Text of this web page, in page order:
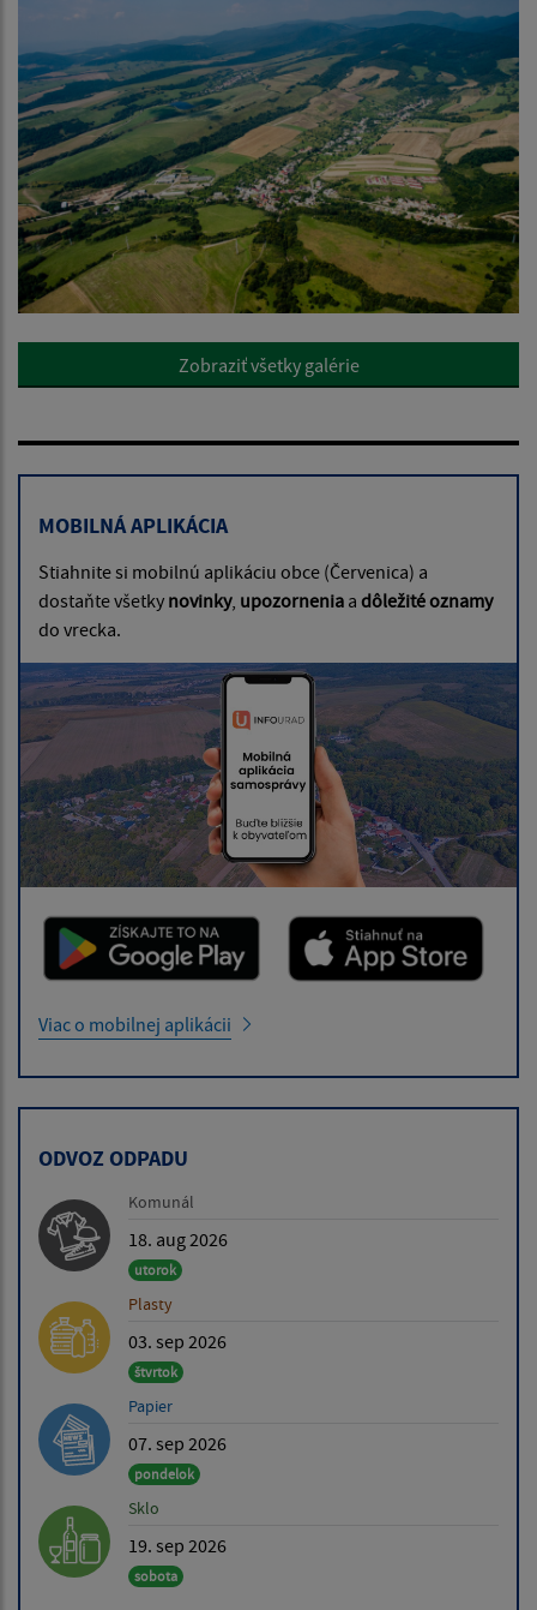
Zobraziť všetky galérie
MOBILNÁ APLIKÁCIA
Stiahnite si mobilnú aplikáciu obce (Červenica) a
dostaňte všetky novinky, upozornenia a dôležité oznamy
do vrecka.
Viac o mobilnej aplikácii
ODVOZ ODPADU
Komunál
18. aug 2026
utorok
Plasty
03. sep 2026
štvrtok
Papier
07. sep 2026
pondelok
Sklo
19. sep 2026
sobota